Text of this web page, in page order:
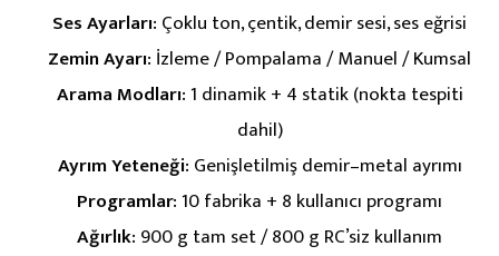
Ses Ayarları: Çoklu ton, çentik, demir sesi, ses eğrisi
Zemin Ayarı: İzleme / Pompalama / Manuel / Kumsal
Arama Modları:1 dinamik + 4 statik (nokta tespiti
dahil)
Ayrım Yeteneği: Genişletilmiş demir–metal ayrımı
Programlar:10 fabrika + 8 kullanıcı programı
Ağırlık: 900 g tam set / 800 g RC’siz kullanım